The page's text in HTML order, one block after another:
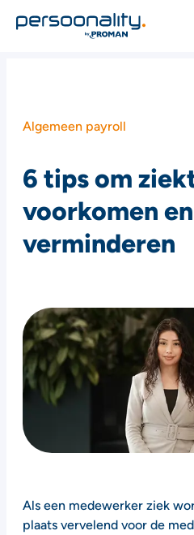
Algemeen payroll
6 tips om
voorkomen
verminderen
Als een medewerker ziek
plaats vervelend voor de